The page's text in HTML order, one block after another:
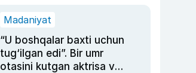
Madaniyat
“U boshqalar baxti uchun
tug‘ilgan edi”. Bir umr
otasini kutgan aktrisa va